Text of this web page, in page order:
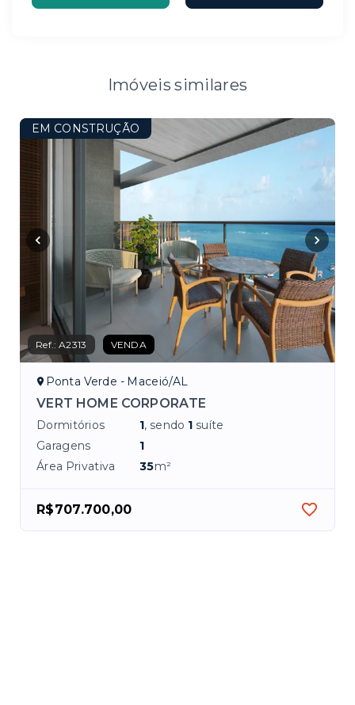
Imóveis similares
EM CONSTRUÇÃO
Ref.:A2313 VENDA
Ponta Verde - Maceió/AL
VERT HOME CORPORATE
Dormitórios 1, sendo 1 suíte
Garagens
1
Área Privativa
35m²
R$707.700,00